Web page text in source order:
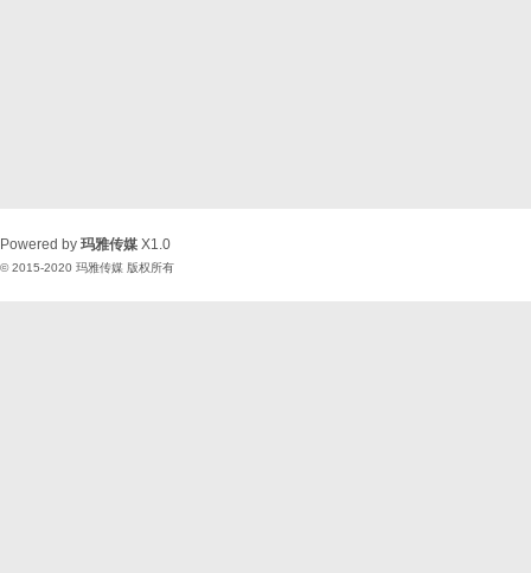
Powered by 玛雅传媒 X1.0
© 2015-2020 玛雅传媒 版权所有